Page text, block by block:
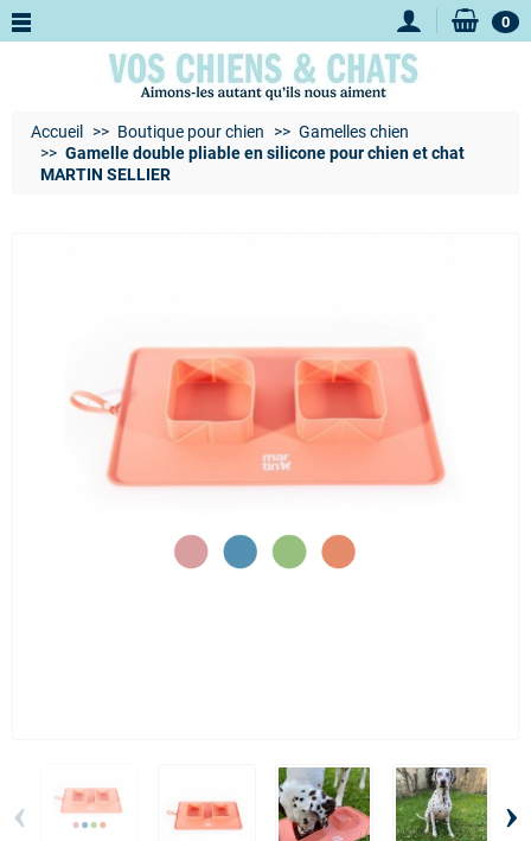
0
Accueil Boutique pour chien
Gamelles chien
Gamelle double pliable en silicone pour chien et chat
MARTIN SELLIER
‹ ›